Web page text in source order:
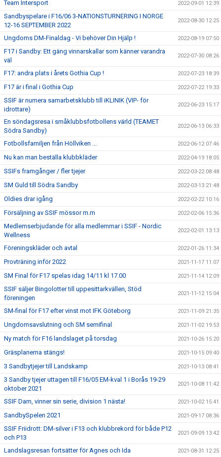
Team Intersport 2022-09-01 12:39
Sandbyspelare i F16/06 3-NATIONSTURNERING I NORGE
12-16 SEPTEMBER 2022
2022-08-30 12:25
Ungdoms DM-Finaldag - Vi behöver Din Hjälp ! 2022-08-19 07:50
F17 i Sandby: Ett gäng vinnarskallar som känner varandra
väl
2022-07-30 08:26
F17: andra plats i årets Gothia Cup ! 2022-07-23 18:39
F17 är i final i Gothia Cup 2022-07-22 19:33
SSIF är numera samarbetsklubb till iKLINIK (VIP- för
idrottare)
2022-06-23 15:17
En söndagsresa i småklubbsfotbollens värld (TEAMET
Södra Sandby)
2022-06-13 06:33
Fotbollsfamiljen från Höllviken ... 2022-06-12 07:46
Nu kan man beställa klubbkläder 2022-04-19 18:05
SSIFs framgånger / fler tjejer 2022-03-22 08:48
SM Guld till Södra Sandby 2022-03-13 21:48
Oldies drar igång 2022-02-22 10:16
Försäljning av SSIF mössor m.m 2022-02-06 15:36
Medlemserbjudande för alla medlemmar i SSIF - Nordic
Wellness
2022-02-01 13:13
Föreningskläder och avtal 2022-01-26 11:34
Provträning inför 2022 2021-11-17 11:07
SM Final för F17 spelas idag 14/11 kl 17.00 2021-11-14 12:09
SSIF säljer Bingolotter till uppesittarkvällen, Stöd
föreningen
2021-11-12 15:04
SM-final för F17 efter vinst mot IFK Göteborg 2021-11-09 21:35
Ungdomsavslutning och SM semifinal 2021-11-02 19:53
Ny match för F16 landslaget på torsdag 2021-10-26 15:20
Gräsplanerna stängs! 2021-10-15 09:40
3 Sandbytjejer till Landskamp 2021-10-13 08:41
3 Sandby tjejer uttagen till F16/05 EM-kval 1 i Borås 19-29
oktober 2021
2021-10-08 11:42
SSIF Dam, vinner sin serie, division 1 nästa! 2021-10-02 15:41
SandbySpelen 2021 2021-09-17 08:36
SSIF Friidrott: DM-silver i F13 och klubbrekord för både P12
och P13
2021-09-09 13:42
Landslagsresan fortsätter för Agnes och Ida 2021-08-31 12:25